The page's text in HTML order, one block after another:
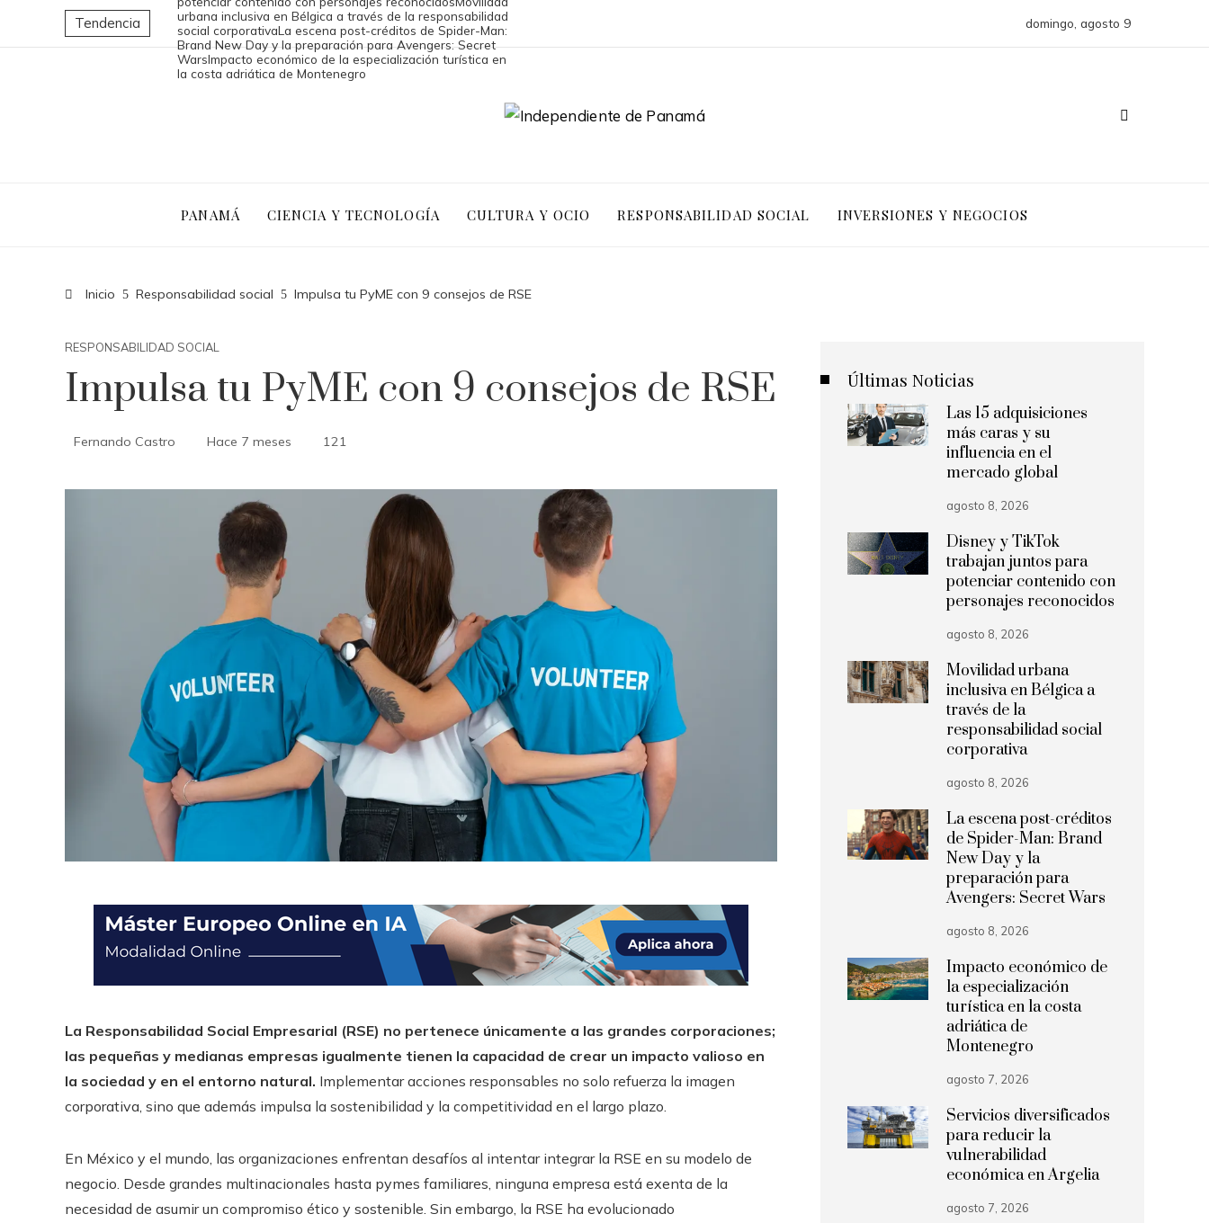
Tendencia
urbana inclusiva en Bélgica a través de la responsabilidad
social corporativaLa escena post-créditos de Spider-Man:
Brand New Day y la preparación para Avengers: Secret
WarsImpacto económico de la especialización turística en
la costa adriática de Montenegro
domingo, agosto 9
PANAMÁ CIENCIA Y TECNOLOGÍA CULTURA Y OCIO RESPONSABILIDAD SOCIAL INVERSIONES Y NEGOCIOS
Inicio Responsabilidad social Impulsa tu PyME con 9 consejos de RSE
RESPONSABILIDAD SOCIAL
Impulsa tu PyME con 9 consejos de RSE
Fernando Castro Hace 7 meses 121
La Responsabilidad Social Empresarial (RSE) no pertenece únicamente a las grandes corporaciones;
las pequeñas y medianas empresas igualmente tienen la capacidad de crear un impacto valioso en
la sociedad y en el entorno natural. Implementar acciones responsables no solo refuerza la imagen
corporativa, sino que además impulsa la sostenibilidad y la competitividad en el largo plazo.
En México y el mundo, las organizaciones enfrentan desafíos al intentar integrar la RSE en su modelo de
negocio. Desde grandes multinacionales hasta pymes familiares, ninguna empresa está exenta de la
necesidad de asumir un compromiso ético y sostenible. Sin embargo, la RSE ha evolucionado
Últimas Noticias
Las 15 adquisiciones
más caras y su
influencia en el
mercado global
agosto 8, 2026
Disney y TikTok
trabajan juntos para
potenciar contenido con
personajes reconocidos
agosto 8, 2026
Movilidad urbana
inclusiva en Bélgica a
través de la
responsabilidad social
corporativa
agosto 8, 2026
La escena post-créditos
de Spider-Man: Brand
New Day y la
preparación para
Avengers: Secret Wars
agosto 8, 2026
Impacto económico de
la especialización
turística en la costa
adriática de
Montenegro
agosto 7, 2026
Servicios diversificados
para reducir la
vulnerabilidad
económica en Argelia
agosto 7, 2026